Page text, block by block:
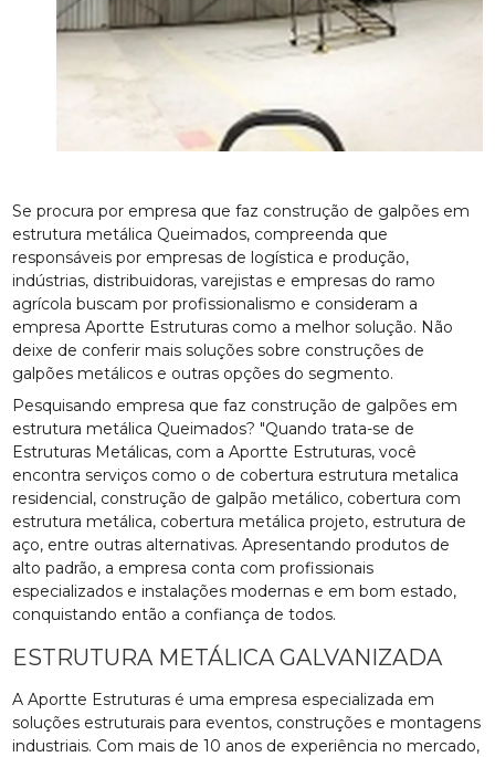
Se procura por empresa que faz construção de galpões em
estrutura metálica Queimados, compreenda que
responsáveis por empresas de logística e produção,
indústrias, distribuidoras, varejistas e empresas do ramo
agrícola buscam por profissionalismo e consideram a
empresa Aportte Estruturas como a melhor solução. Não
deixe de conferir mais soluções sobre construções de
galpões metálicos e outras opções do segmento.
Pesquisando empresa que faz construção de galpões em
estrutura metálica Queimados? "Quando trata-se de
Estruturas Metálicas, com a Aportte Estruturas, você
encontra serviços como o de cobertura estrutura metalica
residencial, construção de galpão metálico, cobertura com
estrutura metálica, cobertura metálica projeto, estrutura de
aço, entre outras alternativas. Apresentando produtos de
alto padrão, a empresa conta com profissionais
especializados e instalações modernas e em bom estado,
conquistando então a confiança de todos.
ESTRUTURA METÁLICA GALVANIZADA
A Aportte Estruturas é uma empresa especializada em
soluções estruturais para eventos, construções e montagens
industriais. Com mais de 10 anos de experiência no mercado,